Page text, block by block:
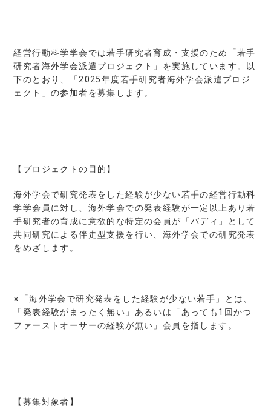
経営行動科学学会では若手研究者育成・支援のため「若手
研究者海外学会派遣プロジェクト」を実施しています。以
下のとおり、「2025年度若手研究者海外学会派遣プロジ
ェクト」の参加者を募集します。
【プロジェクトの目的】
海外学会で研究発表をした経験が少ない若手の経営行動科
学学会員に対し、海外学会での発表経験が一定以上あり若
手研究者の育成に意欲的な特定の会員が「バディ」として
共同研究による伴走型支援を行い、海外学会での研究発表
をめざします。
※「海外学会で研究発表をした経験が少ない若手」とは、
「発表経験がまったく無い」あるいは「あっても1回かつ
ファーストオーサーの経験が無い」会員を指します。
【募集対象者】